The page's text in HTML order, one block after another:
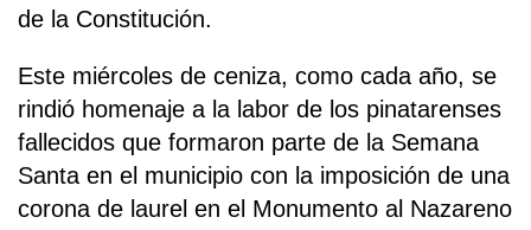
de la Constitución.
Este miércoles de ceniza, como cada año, se
rindió homenaje a la labor de los pinatarenses
fallecidos que formaron parte de la Semana
Santa en el municipio con la imposición de una
corona de laurel en el Monumento al Nazareno